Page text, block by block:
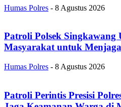
Humas Polres - 8 Agustus 2026
Patroli Polsek
Masyarakat untuk
Humas Polres - 8 Agustus 2026
Patroli Perintis Presisi